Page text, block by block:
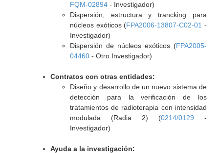
FQM-02894- Investigador)
Dispersión, estructura y trancking para
núcleos exóticos (FPA2006-13807-C02-01 -
Investigador)
Dispersión de núcleos exóticos (FPA2005-
04460- Otro Investigador)
Contratos con otras entidades:
Diseño y desarrollo de un nuevo sistema de
detección para la verificación de los
tratamientos de radioterapia con intensidad
modulada (Radia 2) (0214/0129 -
Investigador)
Ayuda a la investigación: